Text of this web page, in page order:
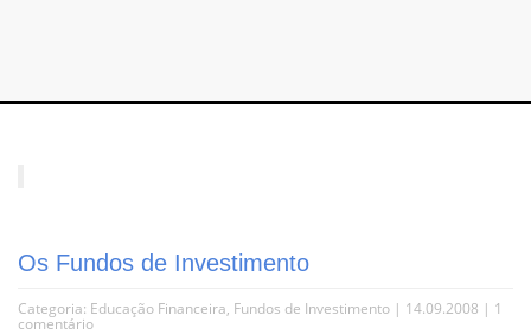
Os Fundos de Investimento
Categoria: Educação Financeira, Fundos de Investimento | 14.09.2008 | 1
comentário